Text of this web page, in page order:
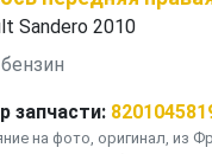
Sandero 2010
бензин
запчасти:
на фото, оригинал, из